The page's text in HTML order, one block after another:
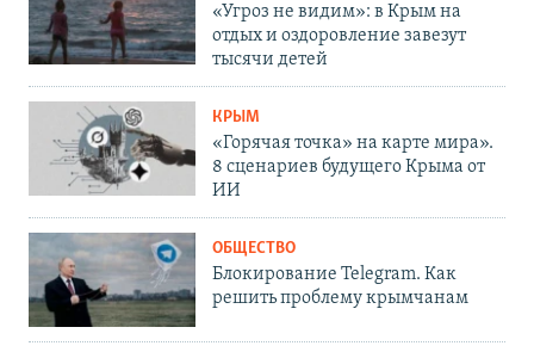
«Угроз не видим»: в Крым на
отдых и оздоровление завезут
тысячи детей
КРЫМ
«Горячая точка» на карте мира».
8 сценариев будущего Крыма от
ИИ
ОБЩЕСТВО
Блокирование Telegram. Как
решить проблему крымчанам